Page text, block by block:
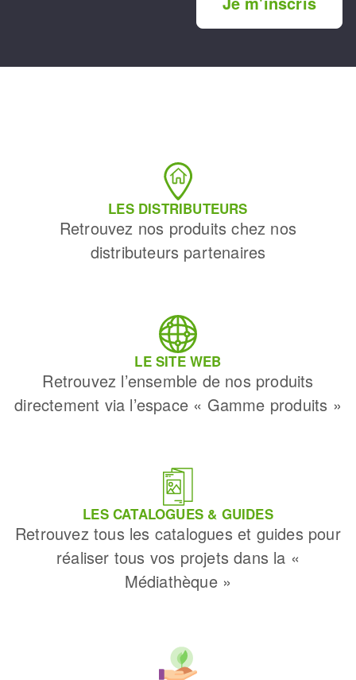
LES DISTRIBUTEURS
Retrouvez nos produits chez nos
distributeurs partenaires
LE SITE WEB
Retrouvez l’ensemble de nos produits
directement via l’espace « Gamme produits »
LES CATALOGUES & GUIDES
Retrouvez tous les catalogues et guides pour
réaliser tous vos projets dans la «
Médiathèque »